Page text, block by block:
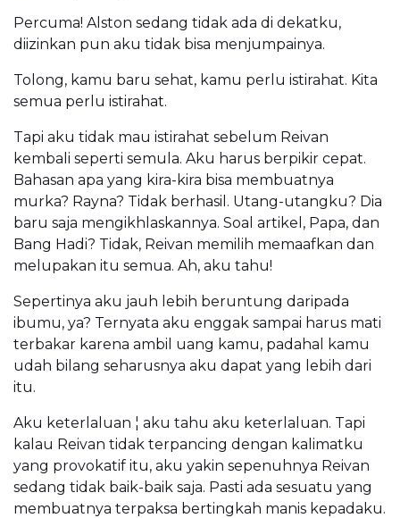
Percuma! Alston sedang tidak ada di dekatku,
diizinkan pun aku tidak bisa menjumpainya.
Tolong, kamu baru sehat, kamu perlu istirahat. Kita
semua perlu istirahat.
Tapi aku tidak mau istirahat sebelum Reivan
kembali seperti semula. Aku harus berpikir cepat.
Bahasan apa yang kira-kira bisa membuatnya
murka? Rayna? Tidak berhasil. Utang-utangku? Dia
baru saja mengikhlaskannya. Soal artikel, Papa, dan
Bang Hadi? Tidak, Reivan memilih memaafkan dan
melupakan itu semua. Ah, aku tahu!
Sepertinya aku jauh lebih beruntung daripada
ibumu, ya? Ternyata aku enggak sampai harus mati
terbakar karena ambil uang kamu, padahal kamu
udah bilang seharusnya aku dapat yang lebih dari
itu.
Aku keterlaluan ¦ aku tahu aku keterlaluan. Tapi
kalau Reivan tidak terpancing dengan kalimatku
yang provokatif itu, aku yakin sepenuhnya Reivan
sedang tidak baik-baik saja. Pasti ada sesuatu yang
membuatnya terpaksa bertingkah manis kepadaku.